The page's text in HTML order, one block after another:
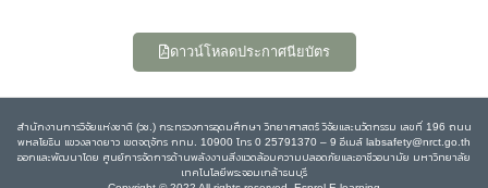
ดาวน์โหลดประกาศนียบัตร
สำนักงานการวิจัยแห่งชาติ (วช.) กระทรวงการอุดมศึกษา วิทยาศาสตร์ วิจัยและนวัตกรรม เลขที่ 196 ถนน
พหลโยธิน แขวงลาดยาว เขตจตุจักร กทม. 10900 โทร 0 25791370 – 9 อีเมล์ labsafety@nrct.go.th
ออกและพัฒนาโดย ศูนย์การจัดการด้านพลังงานสิ่งแวดล้อมความปลอดภัยและอาชีวอนามัย มหาวิทยาลัย
เทคโนโลยีพระจอมเกล้าธนบุรี